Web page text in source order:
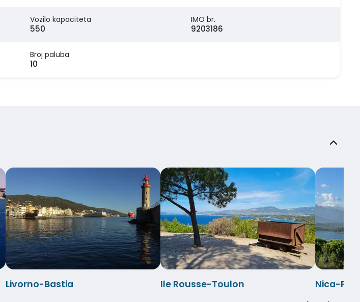
Vozilo kapaciteta
550
IMO br.
9203186
Broj paluba
10
Livorno-Bastia Ile Rousse-Toulon Nica-